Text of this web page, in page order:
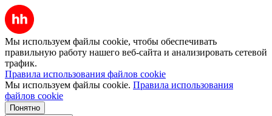
Мы используем файлы cookie, чтобы обеспечивать
правильную работу нашего веб-сайта и анализировать сетевой
трафик.
Правила использования файлов cookie
Мы используем файлы cookie. Правила использования
файлов cookie
Понятно